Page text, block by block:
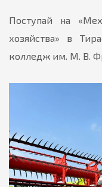
Поступай на
хозяйства» в
колледж им. М. В.